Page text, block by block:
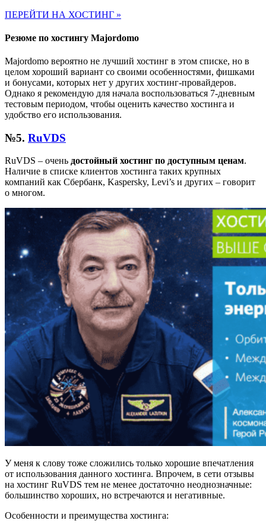
ПЕРЕЙТИ НА ХОСТИНГ »
Резюме по хостингу Majordomo
Majordomo вероятно не лучший хостинг в этом списке, но в
целом хороший вариант со своими особенностями, фишками
и бонусами, которых нет у других хостинг-провайдеров.
Однако я рекомендую для начала воспользоваться 7-дневным
тестовым периодом, чтобы оценить качество хостинга и
удобство его использования.
№5. RuVDS
RuVDS – очень достойный хостинг по доступным ценам.
Наличие в списке клиентов хостинга таких крупных
компаний как Сбербанк, Kaspersky, Levi’s и других – говорит
о многом.
У меня к слову тоже сложились только хорошие впечатления
от использования данного хостинга. Впрочем, в сети отзывы
на хостинг RuVDS тем не менее достаточно неоднозначные:
большинство хороших, но встречаются и негативные.
Особенности и преимущества хостинга: